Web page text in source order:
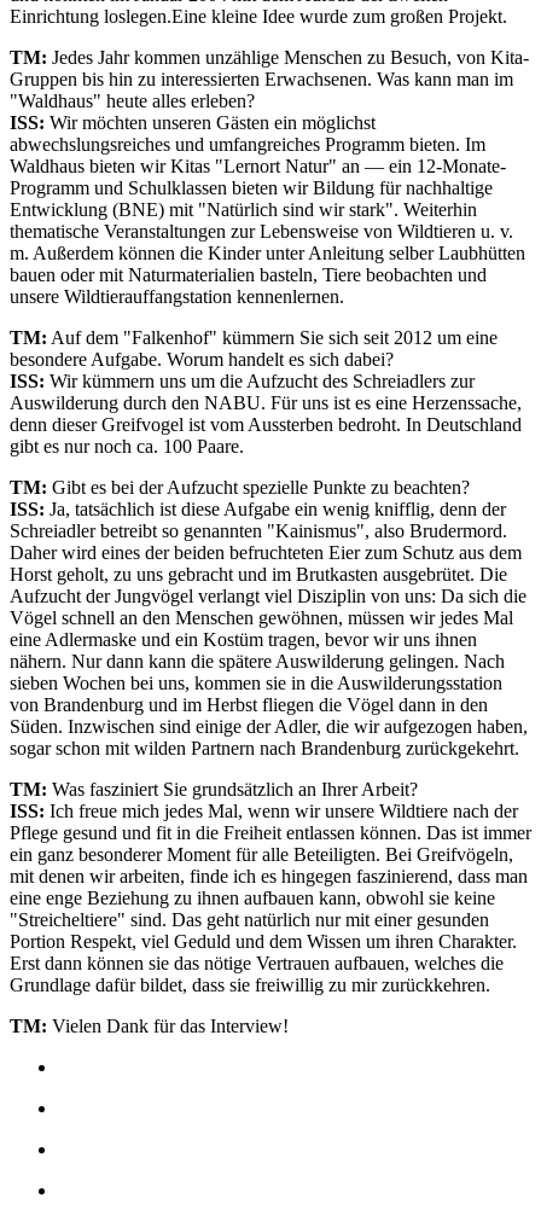
Einrichtung loslegen.Eine kleine Idee wurde zum großen Projekt.
TM: Jedes Jahr kommen unzählige Menschen zu Besuch, von Kita-
Gruppen bis hin zu interessierten Erwachsenen. Was kann man im
"Waldhaus" heute alles erleben?
ISS: Wir möchten unseren Gästen ein möglichst
abwechslungsreiches und umfangreiches Programm bieten. Im
Waldhaus bieten wir Kitas "Lernort Natur" an — ein 12-Monate-
Programm und Schulklassen bieten wir Bildung für nachhaltige
Entwicklung (BNE) mit "Natürlich sind wir stark". Weiterhin
thematische Veranstaltungen zur Lebensweise von Wildtieren u. v.
m. Außerdem können die Kinder unter Anleitung selber Laubhütten
bauen oder mit Naturmaterialien basteln, Tiere beobachten und
unsere Wildtierauffangstation kennenlernen.
TM: Auf dem "Falkenhof" kümmern Sie sich seit 2012 um eine
besondere Aufgabe. Worum handelt es sich dabei?
ISS: Wir kümmern uns um die Aufzucht des Schreiadlers zur
Auswilderung durch den NABU. Für uns ist es eine Herzenssache,
denn dieser Greifvogel ist vom Aussterben bedroht. In Deutschland
gibt es nur noch ca. 100 Paare.
TM: Gibt es bei der Aufzucht spezielle Punkte zu beachten?
ISS: Ja, tatsächlich ist diese Aufgabe ein wenig knifflig, denn der
Schreiadler betreibt so genannten "Kainismus", also Brudermord.
Daher wird eines der beiden befruchteten Eier zum Schutz aus dem
Horst geholt, zu uns gebracht und im Brutkasten ausgebrütet. Die
Aufzucht der Jungvögel verlangt viel Disziplin von uns: Da sich die
Vögel schnell an den Menschen gewöhnen, müssen wir jedes Mal
eine Adlermaske und ein Kostüm tragen, bevor wir uns ihnen
nähern. Nur dann kann die spätere Auswilderung gelingen. Nach
sieben Wochen bei uns, kommen sie in die Auswilderungsstation
von Brandenburg und im Herbst fliegen die Vögel dann in den
Süden. Inzwischen sind einige der Adler, die wir aufgezogen haben,
sogar schon mit wilden Partnern nach Brandenburg zurückgekehrt.
TM: Was fasziniert Sie grundsätzlich an Ihrer Arbeit?
ISS: Ich freue mich jedes Mal, wenn wir unsere Wildtiere nach der
Pflege gesund und fit in die Freiheit entlassen können. Das ist immer
ein ganz besonderer Moment für alle Beteiligten. Bei Greifvögeln,
mit denen wir arbeiten, finde ich es hingegen faszinierend, dass man
eine enge Beziehung zu ihnen aufbauen kann, obwohl sie keine
"Streicheltiere" sind. Das geht natürlich nur mit einer gesunden
Portion Respekt, viel Geduld und dem Wissen um ihren Charakter.
Erst dann können sie das nötige Vertrauen aufbauen, welches die
Grundlage dafür bildet, dass sie freiwillig zu mir zurückkehren.
TM: Vielen Dank für das Interview!